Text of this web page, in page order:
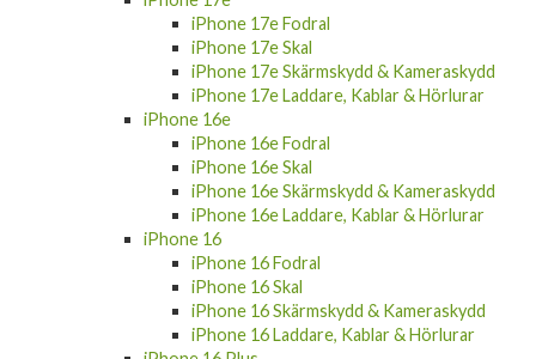
iPhone 17e Fodral
iPhone 17e Skal
iPhone 17e Skärmskydd & Kameraskydd
iPhone 17e Laddare, Kablar & Hörlurar
iPhone 16e
iPhone 16e Fodral
iPhone 16e Skal
iPhone 16e Skärmskydd & Kameraskydd
iPhone 16e Laddare, Kablar & Hörlurar
iPhone 16
iPhone 16 Fodral
iPhone 16 Skal
iPhone 16 Skärmskydd & Kameraskydd
iPhone 16 Laddare, Kablar & Hörlurar